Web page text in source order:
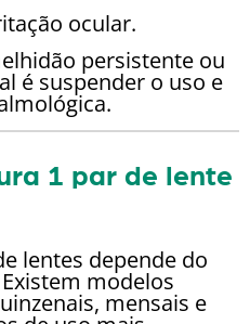
ocular.
persistente ou
é suspender o uso e
1 par de lente
lentes depende do
modelos
mensais e